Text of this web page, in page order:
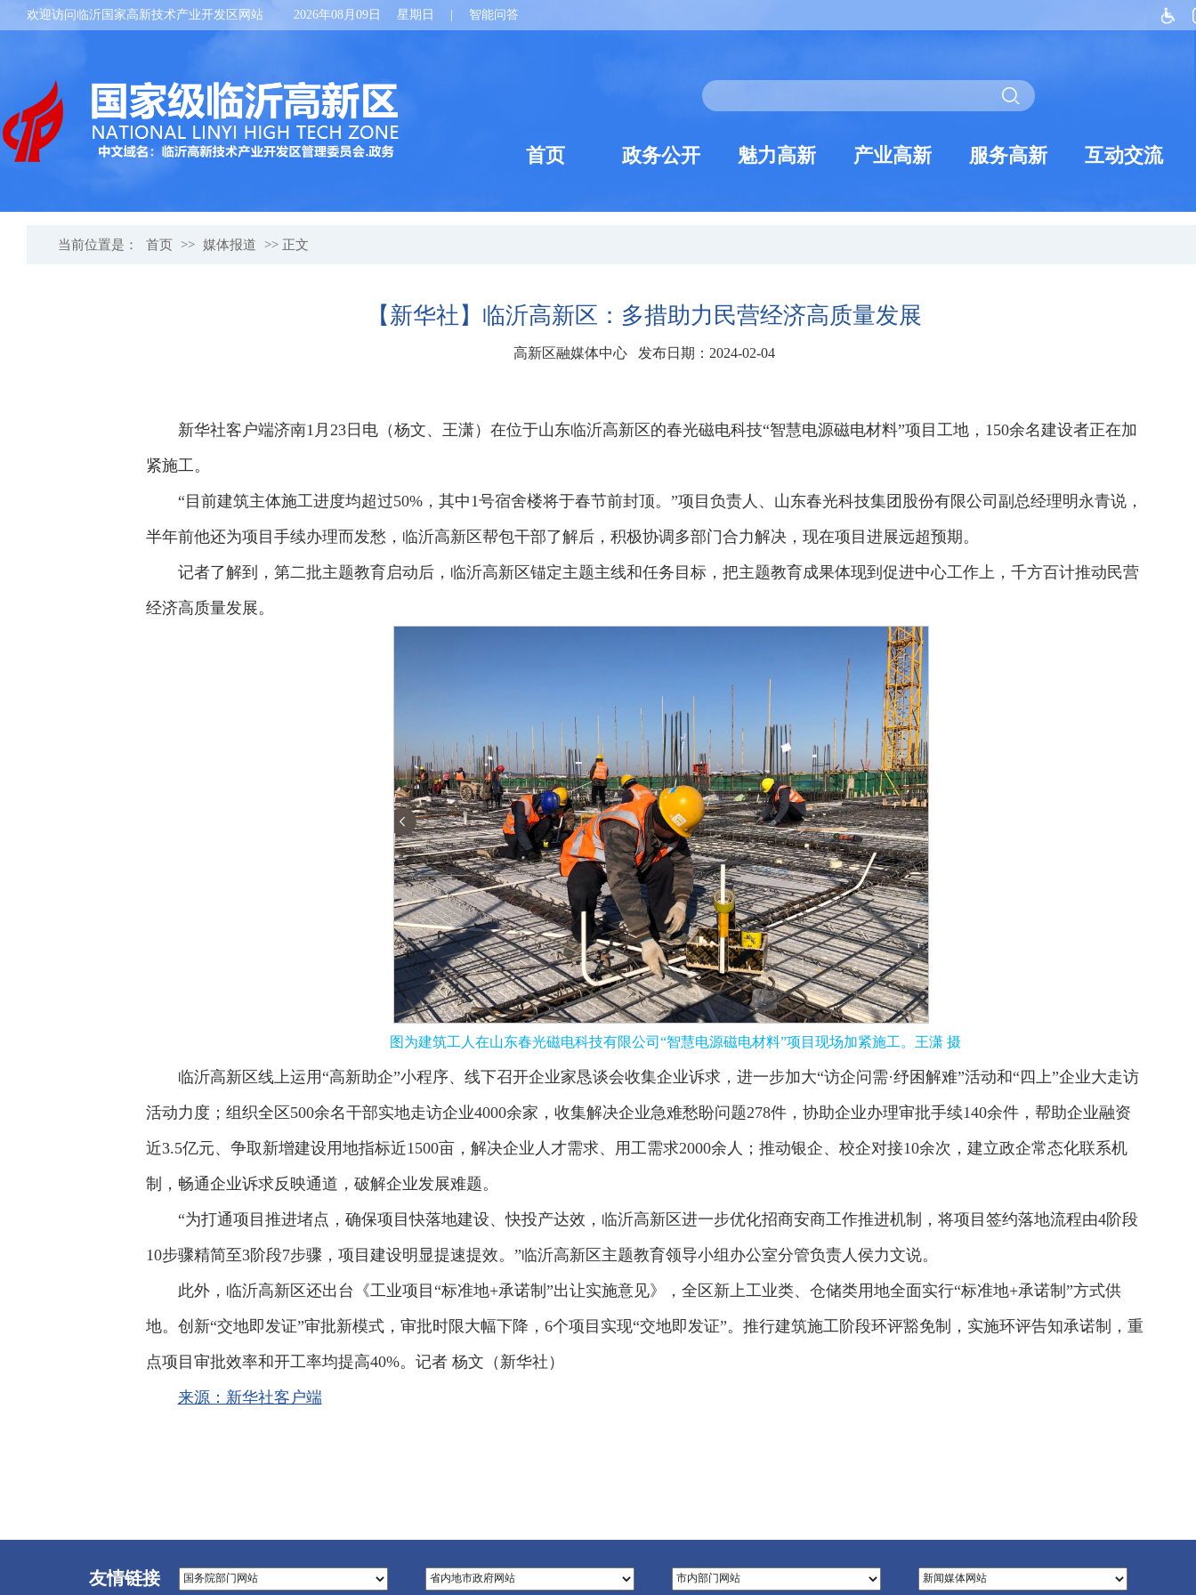
欢迎访问临沂国家高新技术产业开发区网站 2026年08月09日 星期日 智能问答
首页 政务公开 魅力高新 产业高新 服务高新 互动交流
当前位置是： 首页 >> 媒体报道 >> 正文
【新华社】临沂高新区：多措助力民营经济高质量发展
高新区融媒体中心 发布日期：2024-02-04
新华社客户端济南1月23日电（杨文、王潇）在位于山东临沂高新区的春光磁电科技“智慧电源磁电材料”项目工地，150余名建设者正在加
紧施工。
“目前建筑主体施工进度均超过50%，其中1号宿舍楼将于春节前封顶。”项目负责人、山东春光科技集团股份有限公司副总经理明永青说，
半年前他还为项目手续办理而发愁，临沂高新区帮包干部了解后，积极协调多部门合力解决，现在项目进展远超预期。
记者了解到，第二批主题教育启动后，临沂高新区锚定主题主线和任务目标，把主题教育成果体现到促进中心工作上，千方百计推动民营
经济高质量发展。
图为建筑工人在山东春光磁电科技有限公司“智慧电源磁电材料”项目现场加紧施工。王潇 摄
临沂高新区线上运用“高新助企”小程序、线下召开企业家恳谈会收集企业诉求，进一步加大“访企问需·纾困解难”活动和“四上”企业大走访
活动力度；组织全区500余名干部实地走访企业4000余家，收集解决企业急难愁盼问题278件，协助企业办理审批手续140余件，帮助企业融资
近3.5亿元、争取新增建设用地指标近1500亩，解决企业人才需求、用工需求2000余人；推动银企、校企对接10余次，建立政企常态化联系机
制，畅通企业诉求反映通道，破解企业发展难题。
“为打通项目推进堵点，确保项目快落地建设、快投产达效，临沂高新区进一步优化招商安商工作推进机制，将项目签约落地流程由4阶段
10步骤精简至3阶段7步骤，项目建设明显提速提效。”临沂高新区主题教育领导小组办公室分管负责人侯力文说。
此外，临沂高新区还出台《工业项目“标准地+承诺制”出让实施意见》，全区新上工业类、仓储类用地全面实行“标准地+承诺制”方式供
地。创新“交地即发证”审批新模式，审批时限大幅下降，6个项目实现“交地即发证”。推行建筑施工阶段环评豁免制，实施环评告知承诺制，重
点项目审批效率和开工率均提高40%。记者 杨文（新华社）
来源：新华社客户端
友情链接